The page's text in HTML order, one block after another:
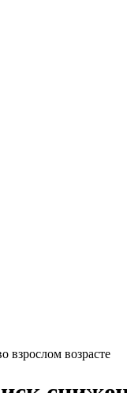
взрослом возрасте